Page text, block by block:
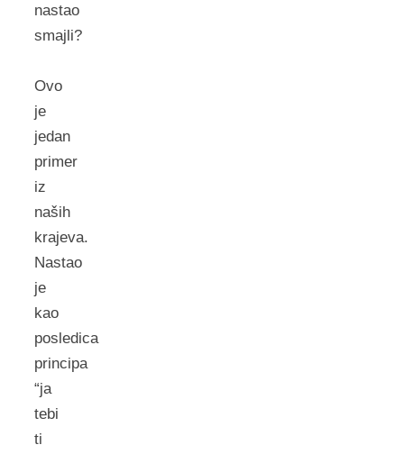
nastao
smajli?
Ovo
je
jedan
primer
iz
naših
krajeva.
Nastao
je
kao
posledica
principa
“ja
tebi
ti